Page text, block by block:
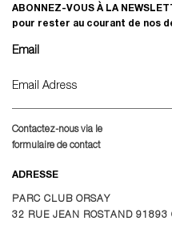
ABONNEZ-VOUS À LA
pour rester au courant de nos
Email
Contactez-nous via le
formulaire de contact
ADRESSE
PARC CLUB ORSAY
32 RUE JEAN ROSTAND 91893